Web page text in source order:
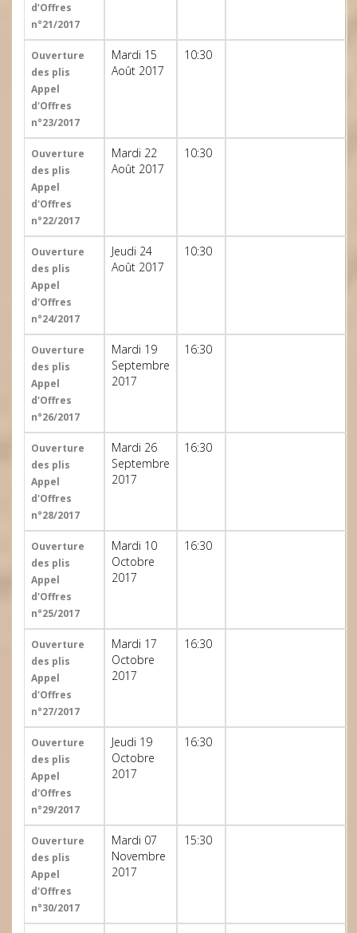
d’Offres
n°21/2017
Ouverture
des plis
Appel
d'Offres
n°23/2017
Mardi 15
Août 2017
10:30
Ouverture
des plis
Appel
d'Offres
n°22/2017
Mardi 22
Août 2017
10:30
Ouverture
des plis
Appel
d'Offres
n°24/2017
Jeudi 24
Août 2017
10:30
Ouverture
des plis
Appel
d'Offres
n°26/2017
Mardi 19
Septembre
2017
16:30
Ouverture
des plis
Appel
d'Offres
n°28/2017
Mardi 26
Septembre
2017
16:30
Ouverture
des plis
Appel
d'Offres
n°25/2017
Mardi 10
Octobre
2017
16:30
Ouverture
des plis
Appel
d'Offres
n°27/2017
Mardi 17
Octobre
2017
16:30
Ouverture
des plis
Appel
d'Offres
n°29/2017
Jeudi 19
Octobre
2017
16:30
Ouverture
des plis
Appel
d'Offres
n°30/2017
Mardi 07
Novembre
2017
15:30